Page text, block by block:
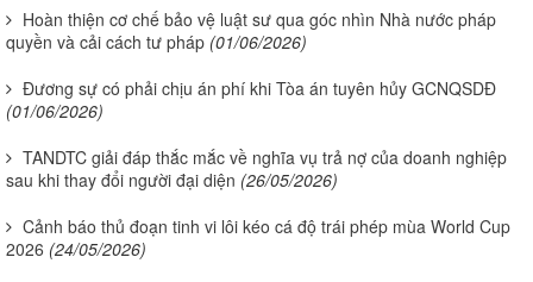
Hoàn thiện cơ chế bảo vệ luật sư qua góc nhìn Nhà nước pháp
quyền và cải cách tư pháp (01/06/2026)
Đương sự có phải chịu án phí khi Tòa án tuyên hủy GCNQSDĐ
(01/06/2026)
TANDTC giải đáp thắc mắc về nghĩa vụ trả nợ của doanh nghiệp
sau khi thay đổi người đại diện (26/05/2026)
Cảnh báo thủ đoạn tinh vi lôi kéo cá độ trái phép mùa World Cup
2026 (24/05/2026)